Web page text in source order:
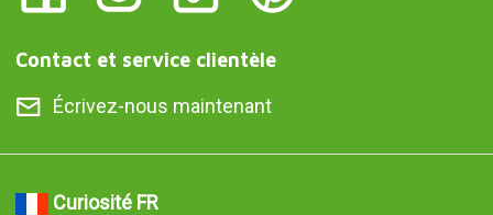
Contact et service clientèle
Écrivez-nous maintenant
Curiosité FR